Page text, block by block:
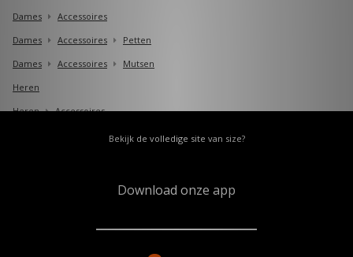
Dames
Accessoires
Dames
Accessoires
Petten
Dames
Accessoires
Mutsen
Heren
Heren
Accessoires
Petten
Bekijk de volledige site van size?
Download onze app